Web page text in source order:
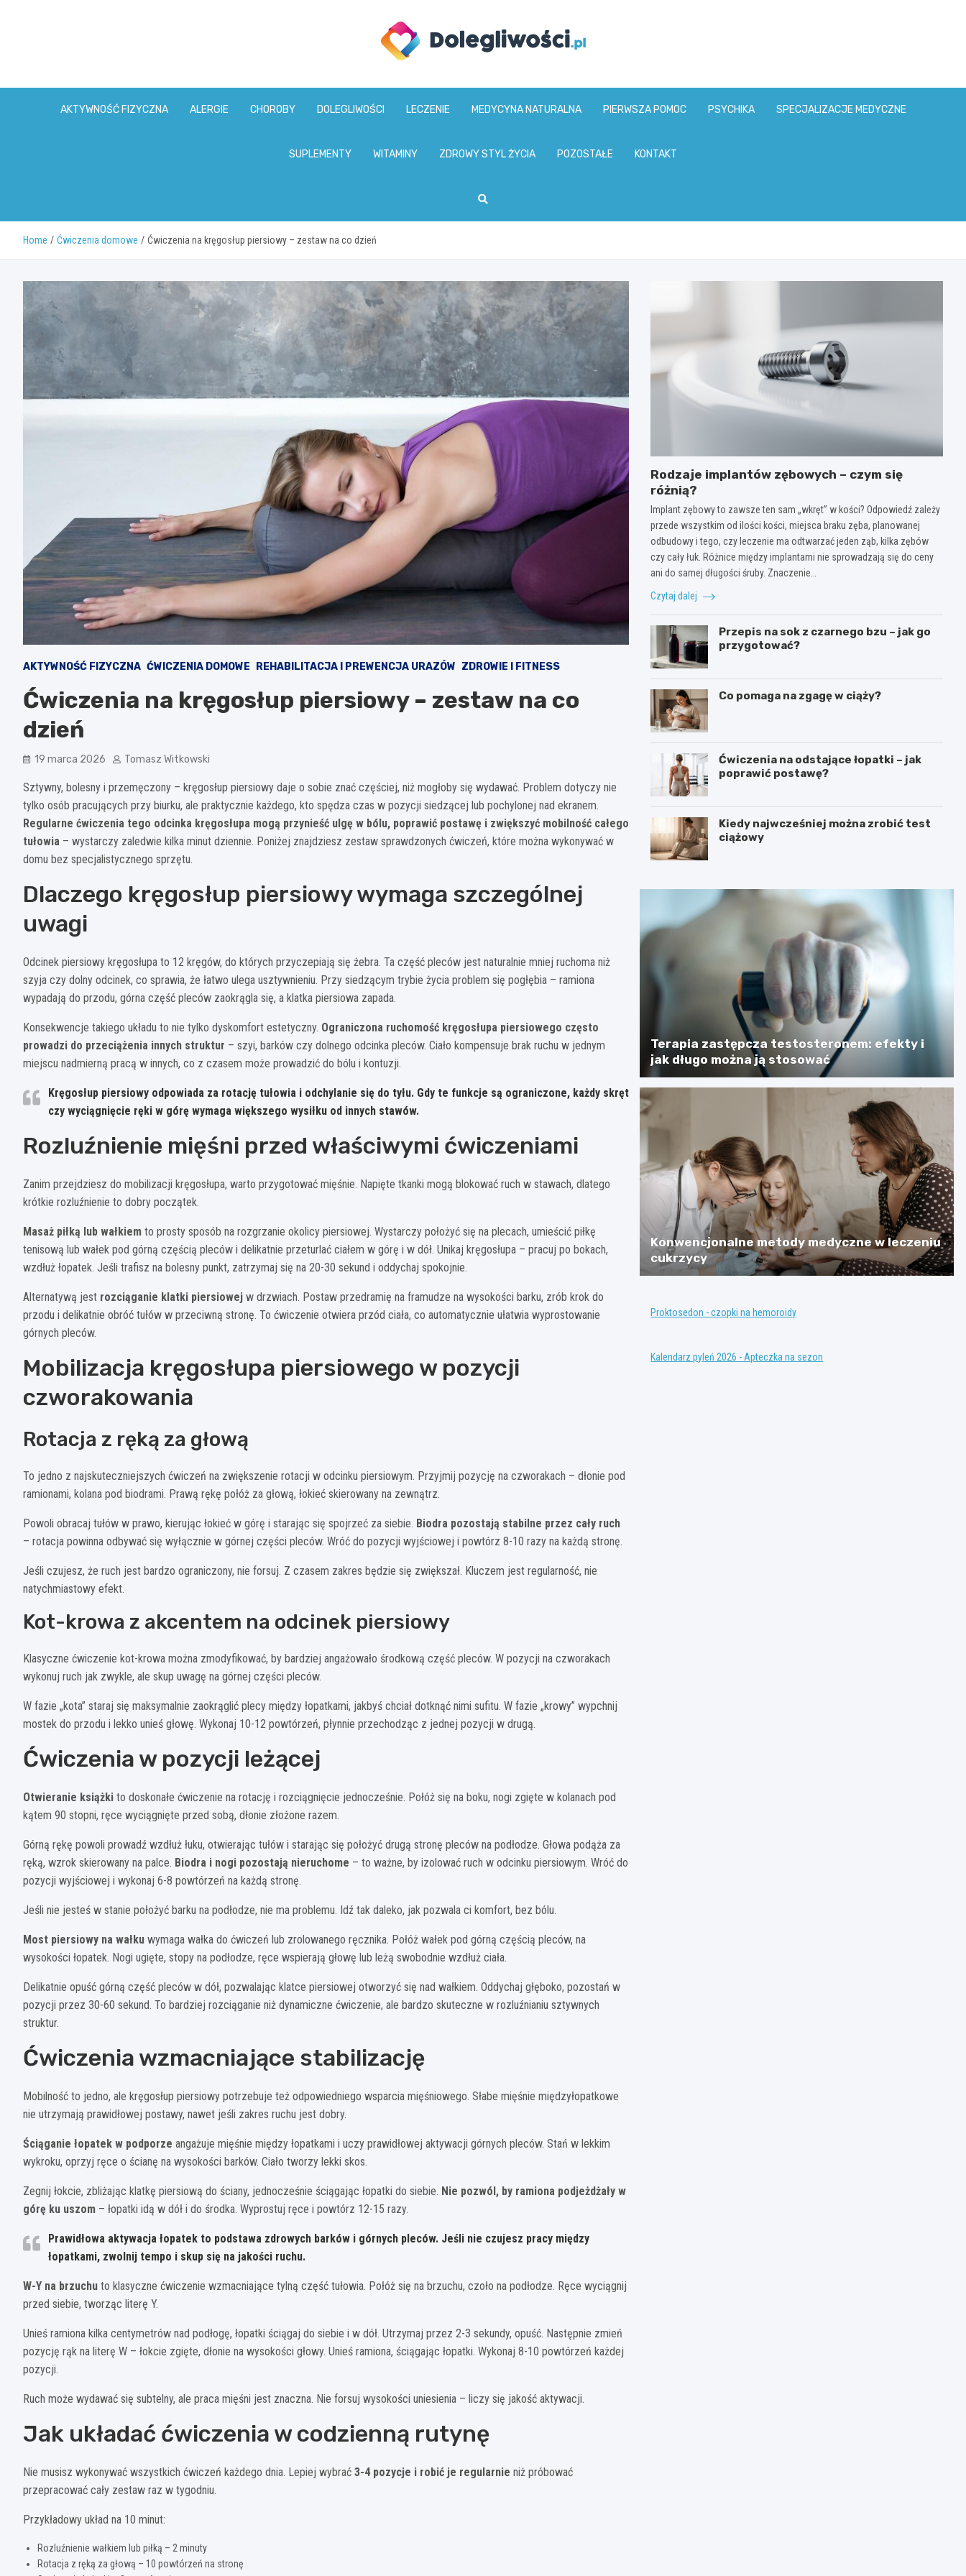
dolegliwosci.pl
AKTYWNOŚĆ FIZYCZNA ALERGIE CHOROBY DOLEGLIWOŚCI LECZENIE MEDYCYNA NATURALNA PIERWSZA POMOC PSYCHIKA SPECJALIZACJE MEDYCZNE
SUPLEMENTY WITAMINY ZDROWY STYL ŻYCIA POZOSTAŁE KONTAKT
Home Ćwiczenia domowe Ćwiczenia na kręgosłup piersiowy – zestaw na co dzień
AKTYWNOŚĆ FIZYCZNA ĆWICZENIA DOMOWE REHABILITACJA I PREWENCJA URAZÓW ZDROWIE I FITNESS
Ćwiczenia na kręgosłup piersiowy – zestaw na co
dzień
19 marca 2026 Tomasz Witkowski
Sztywny, bolesny i przemęczony – kręgosłup piersiowy daje o sobie znać częściej, niż mogłoby się wydawać. Problem dotyczy nie
tylko osób pracujących przy biurku, ale praktycznie każdego, kto spędza czas w pozycji siedzącej lub pochylonej nad ekranem.
Regularne ćwiczenia tego odcinka kręgosłupa mogą przynieść ulgę w bólu, poprawić postawę i zwiększyć mobilność całego
tułowia – wystarczy zaledwie kilka minut dziennie. Poniżej znajdziesz zestaw sprawdzonych ćwiczeń, które można wykonywać w
domu bez specjalistycznego sprzętu.
Dlaczego kręgosłup piersiowy wymaga szczególnej
uwagi
Odcinek piersiowy kręgosłupa to 12 kręgów, do których przyczepiają się żebra. Ta część pleców jest naturalnie mniej ruchoma niż
szyja czy dolny odcinek, co sprawia, że łatwo ulega usztywnieniu. Przy siedzącym trybie życia problem się pogłębia – ramiona
wypadają do przodu, górna część pleców zaokrągla się, a klatka piersiowa zapada.
Konsekwencje takiego układu to nie tylko dyskomfort estetyczny. Ograniczona ruchomość kręgosłupa piersiowego często
prowadzi do przeciążenia innych struktur – szyi, barków czy dolnego odcinka pleców. Ciało kompensuje brak ruchu w jednym
miejscu nadmierną pracą w innych, co z czasem może prowadzić do bólu i kontuzji.
Kręgosłup piersiowy odpowiada za rotację tułowia i odchylanie się do tyłu. Gdy te funkcje są ograniczone, każdy skręt
czy wyciągnięcie ręki w górę wymaga większego wysiłku od innych stawów.
Rozluźnienie mięśni przed właściwymi ćwiczeniami
Zanim przejdziesz do mobilizacji kręgosłupa, warto przygotować mięśnie. Napięte tkanki mogą blokować ruch w stawach, dlatego
krótkie rozluźnienie to dobry początek.
Masaż piłką lub wałkiem to prosty sposób na rozgrzanie okolicy piersiowej. Wystarczy położyć się na plecach, umieścić piłkę
tenisową lub wałek pod górną częścią pleców i delikatnie przeturlać ciałem w górę i w dół. Unikaj kręgosłupa – pracuj po bokach,
wzdłuż łopatek. Jeśli trafisz na bolesny punkt, zatrzymaj się na 20-30 sekund i oddychaj spokojnie.
Alternatywą jest rozciąganie klatki piersiowej w drzwiach. Postaw przedramię na framudze na wysokości barku, zrób krok do
przodu i delikatnie obróć tułów w przeciwną stronę. To ćwiczenie otwiera przód ciała, co automatycznie ułatwia wyprostowanie
górnych pleców.
Mobilizacja kręgosłupa piersiowego w pozycji
czworakowania
Rotacja z ręką za głową
To jedno z najskuteczniejszych ćwiczeń na zwiększenie rotacji w odcinku piersiowym. Przyjmij pozycję na czworakach – dłonie pod
ramionami, kolana pod biodrami. Prawą rękę połóż za głową, łokieć skierowany na zewnątrz.
Powoli obracaj tułów w prawo, kierując łokieć w górę i starając się spojrzeć za siebie. Biodra pozostają stabilne przez cały ruch
– rotacja powinna odbywać się wyłącznie w górnej części pleców. Wróć do pozycji wyjściowej i powtórz 8-10 razy na każdą stronę.
Jeśli czujesz, że ruch jest bardzo ograniczony, nie forsuj. Z czasem zakres będzie się zwiększał. Kluczem jest regularność, nie
natychmiastowy efekt.
Kot-krowa z akcentem na odcinek piersiowy
Klasyczne ćwiczenie kot-krowa można zmodyfikować, by bardziej angażowało środkową część pleców. W pozycji na czworakach
wykonuj ruch jak zwykle, ale skup uwagę na górnej części pleców.
W fazie „kota” staraj się maksymalnie zaokrąglić plecy między łopatkami, jakbyś chciał dotknąć nimi sufitu. W fazie „krowy” wypchnij
mostek do przodu i lekko unieś głowę. Wykonaj 10-12 powtórzeń, płynnie przechodząc z jednej pozycji w drugą.
Ćwiczenia w pozycji leżącej
Otwieranie książki to doskonałe ćwiczenie na rotację i rozciągnięcie jednocześnie. Połóż się na boku, nogi zgięte w kolanach pod
kątem 90 stopni, ręce wyciągnięte przed sobą, dłonie złożone razem.
Górną rękę powoli prowadź wzdłuż łuku, otwierając tułów i starając się położyć drugą stronę pleców na podłodze. Głowa podąża za
ręką, wzrok skierowany na palce. Biodra i nogi pozostają nieruchome – to ważne, by izolować ruch w odcinku piersiowym. Wróć do
pozycji wyjściowej i wykonaj 6-8 powtórzeń na każdą stronę.
Jeśli nie jesteś w stanie położyć barku na podłodze, nie ma problemu. Idź tak daleko, jak pozwala ci komfort, bez bólu.
Most piersiowy na wałku wymaga wałka do ćwiczeń lub zrolowanego ręcznika. Połóż wałek pod górną częścią pleców, na
wysokości łopatek. Nogi ugięte, stopy na podłodze, ręce wspierają głowę lub leżą swobodnie wzdłuż ciała.
Delikatnie opuść górną część pleców w dół, pozwalając klatce piersiowej otworzyć się nad wałkiem. Oddychaj głęboko, pozostań w
pozycji przez 30-60 sekund. To bardziej rozciąganie niż dynamiczne ćwiczenie, ale bardzo skuteczne w rozluźnianiu sztywnych
struktur.
Ćwiczenia wzmacniające stabilizację
Mobilność to jedno, ale kręgosłup piersiowy potrzebuje też odpowiedniego wsparcia mięśniowego. Słabe mięśnie międzyłopatkowe
nie utrzymają prawidłowej postawy, nawet jeśli zakres ruchu jest dobry.
Ściąganie łopatek w podporze angażuje mięśnie między łopatkami i uczy prawidłowej aktywacji górnych pleców. Stań w lekkim
wykroku, oprzyj ręce o ścianę na wysokości barków. Ciało tworzy lekki skos.
Zegnij łokcie, zbliżając klatkę piersiową do ściany, jednocześnie ściągając łopatki do siebie. Nie pozwól, by ramiona podjeżdżały w
górę ku uszom – łopatki idą w dół i do środka. Wyprostuj ręce i powtórz 12-15 razy.
Prawidłowa aktywacja łopatek to podstawa zdrowych barków i górnych pleców. Jeśli nie czujesz pracy między
łopatkami, zwolnij tempo i skup się na jakości ruchu.
W-Y na brzuchu to klasyczne ćwiczenie wzmacniające tylną część tułowia. Połóż się na brzuchu, czoło na podłodze. Ręce wyciągnij
przed siebie, tworząc literę Y.
Unieś ramiona kilka centymetrów nad podłogę, łopatki ściągaj do siebie i w dół. Utrzymaj przez 2-3 sekundy, opuść. Następnie zmień
pozycję rąk na literę W – łokcie zgięte, dłonie na wysokości głowy. Unieś ramiona, ściągając łopatki. Wykonaj 8-10 powtórzeń każdej
pozycji.
Ruch może wydawać się subtelny, ale praca mięśni jest znaczna. Nie forsuj wysokości uniesienia – liczy się jakość aktywacji.
Jak układać ćwiczenia w codzienną rutynę
Nie musisz wykonywać wszystkich ćwiczeń każdego dnia. Lepiej wybrać 3-4 pozycje i robić je regularnie niż próbować
przepracować cały zestaw raz w tygodniu.
Przykładowy układ na 10 minut:
Rozluźnienie wałkiem lub piłką – 2 minuty
Rotacja z ręką za głową – 10 powtórzeń na stronę
Rodzaje implantów zębowych – czym się
różnią?
Implant zębowy to zawsze ten sam „wkręt” w kości? Odpowiedź zależy
przede wszystkim od ilości kości, miejsca braku zęba, planowanej
odbudowy i tego, czy leczenie ma odtwarzać jeden ząb, kilka zębów
czy cały łuk. Różnice między implantami nie sprowadzają się do ceny
ani do samej długości śruby. Znaczenie…
Czytaj dalej
Przepis na sok z czarnego bzu – jak go
przygotować?
Co pomaga na zgagę w ciąży?
Ćwiczenia na odstające łopatki – jak
poprawić postawę?
Kiedy najwcześniej można zrobić test
ciążowy
Terapia zastępcza testosteronem: efekty i
jak długo można ją stosować
Konwencjonalne metody medyczne w leczeniu
cukrzycy
Proktosedon - czopki na hemoroidy
Kalendarz pyleń 2026 - Apteczka na sezon